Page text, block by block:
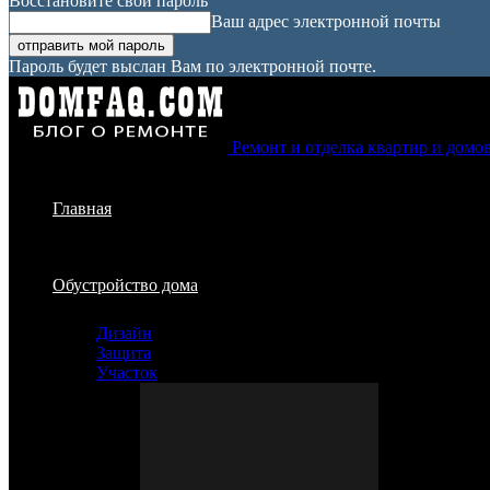
Ваш адрес электронной почты
Пароль будет выслан Вам по электронной почте.
Ремонт и отделка квартир и
Главная
Обустройство дома
Дизайн
Защита
Участок